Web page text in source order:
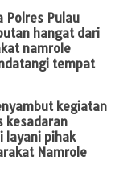
Polres Pulau
hangat dari
namrole
tempat
kegiatan
kesadaran
layani pihak
Namrole